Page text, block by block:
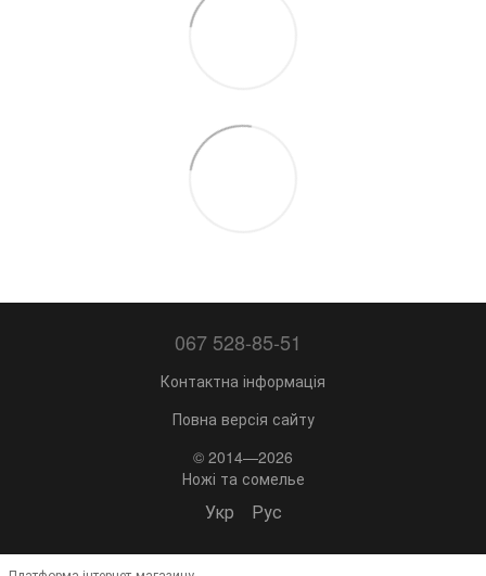
067 528-85-51
Контактна інформація
Повна версія сайту
© 2014—2026
Ножі та сомелье
Укр Рус